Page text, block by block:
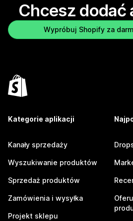
Chcesz dodać
Wypróbuj Shopify za
Kategorie aplikacji
Kanały sprzedaży
Wyszukiwanie produktów
Sprzedaż produktów
Zamówienia i wysyłka
Projekt sklepu